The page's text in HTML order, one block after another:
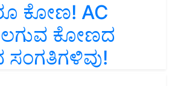
ಕೋಣ! AC
ಕೋಣದ
ಸಂಗತಿಗಳಿವು!